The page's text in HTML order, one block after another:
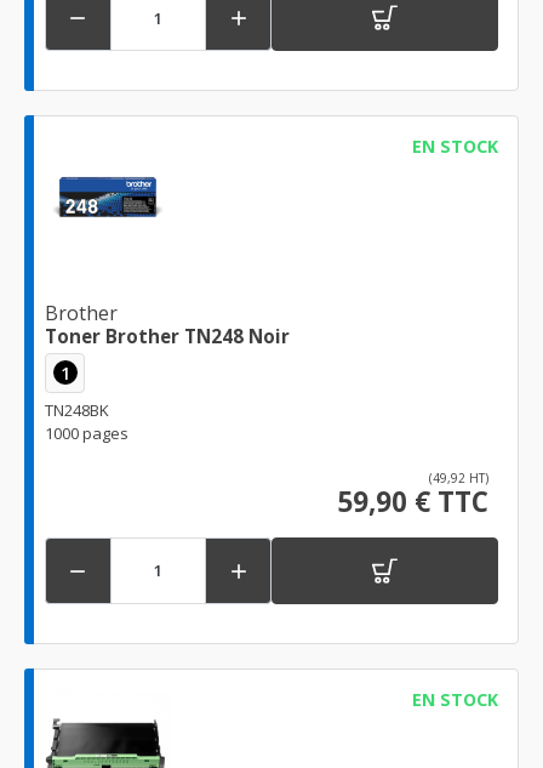
 
EN STOCK
Brother
Toner Brother TN248 Noir
1
TN248BK
1000 pages
(49,92 HT)
59,90 € TTC
 
EN STOCK